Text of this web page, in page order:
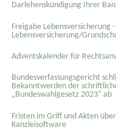
Darlehenskündigung Ihrer
Freigabe Lebensversicherung
Lebensversicherung/
Adventskalender für
Bundesverfassungsgericht
Bekanntwerden der
„Bundeswahlgesetz 2023“ ab
Fristen im Griff und Akten
Kanzleisoftware